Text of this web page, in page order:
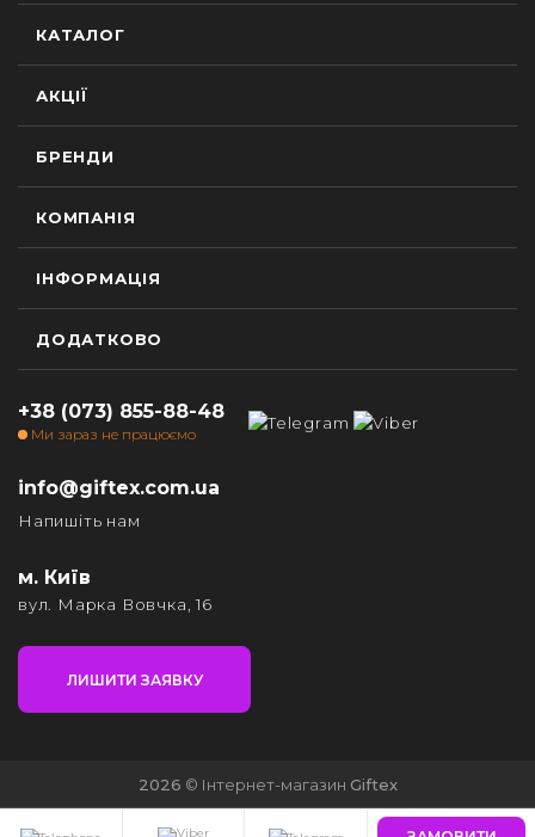
КАТАЛОГ
АКЦІЇ
БРЕНДИ
КОМПАНІЯ
ІНФОРМАЦІЯ
ДОДАТКОВО
+38 (073) 855-88-48
Ми зараз не працюємо
info@giftex.com.ua
Напишіть нам
м. Київ
вул. Марка Вовчка, 16
ЛИШИТИ ЗАЯВКУ
2026 © Інтернет-магазин Giftex